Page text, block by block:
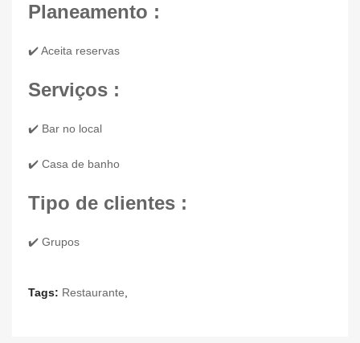
Planeamento :
✔️ Aceita reservas
Serviços :
✔️ Bar no local
✔️ Casa de banho
Tipo de clientes :
✔️ Grupos
Tags: Restaurante